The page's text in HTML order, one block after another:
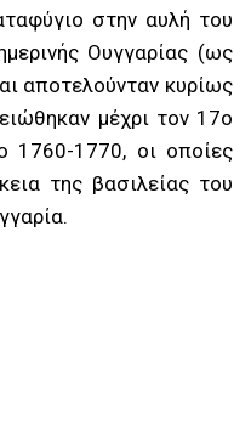
στην αυλή του
Ουγγαρίας (ως
αποτελούνταν κυρίως
μέχρι τον 17ο
1760-1770, οι οποίες
της βασιλείας του